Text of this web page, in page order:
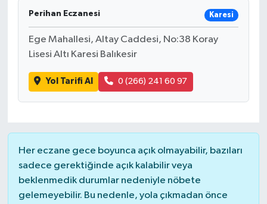
Perihan Eczanesi Karesi
Ege Mahallesi, Altay Caddesi, No:38 Koray
Lisesi Altı Karesi Balıkesir
Yol Tarifi Al 0 (266) 241 60 97
Her eczane gece boyunca açık olmayabilir, bazıları
sadece gerektiğinde açık kalabilir veya
beklenmedik durumlar nedeniyle nöbete
gelemeyebilir. Bu nedenle, yola çıkmadan önce